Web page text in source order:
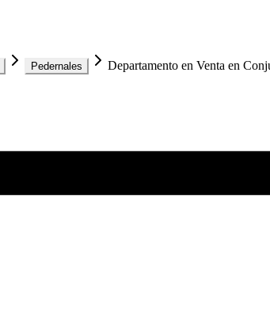
Pedernales Departamento en Venta en